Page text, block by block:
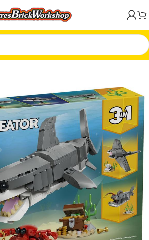
Creator